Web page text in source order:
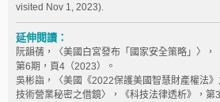
visited Nov 1, 2023).
延伸閱讀：
阮韻蒨，〈美國白宮發布「國家安全策略」〉
第6期，頁4（2023）。
吳彬詣，〈美國《2022保護美國智慧財產權法
技術營業秘密之借鏡〉，《科技法律透析》，第